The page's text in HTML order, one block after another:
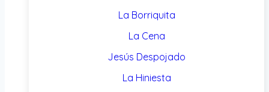
La Borriquita
La Cena
Jesús Despojado
La Hiniesta